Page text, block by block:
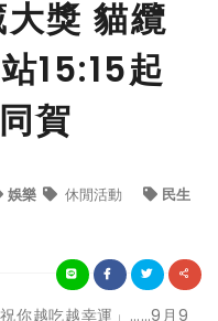
獎 貓纜
15:15起
賀
娛樂 休閒活動 民生
你越吃越幸運」……9月9